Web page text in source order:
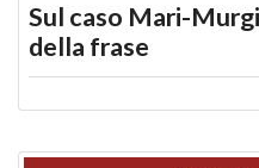
Sul caso Mari-
della frase